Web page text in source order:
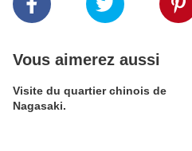
Vous aimerez aussi
Visite du quartier chinois de
Nagasaki.